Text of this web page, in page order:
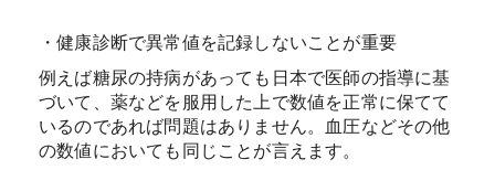
・健康診断で異常値を記録しないことが重要
例えば糖尿の持病があっても日本で医師の指導に基
づいて、薬などを服用した上で数値を正常に保てて
いるのであれば問題はありません。血圧などその他
の数値においても同じことが言えます。